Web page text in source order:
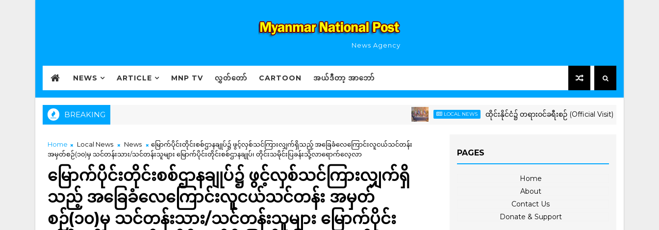
News Agency
NEWS ARTICLE MNP TV လွှတ်တော် CARTOON အယ်ဒီတာ့ အာဘော်
BREAKING LOCAL NEWS ထိုင်းနိုင်ငံ၌ တရားဝင်ခရီးစဉ် (Official Visit) ရောက်ရှိနေသည့် ပြည်
Home Local News News
မြောက်ပိုင်းတိုင်းစစ်ဌာနချုပ်၌ ဖွင့်လှစ်သင်ကြားလျှက်ရှိသည့် အခြေခံလေကြောင်းလူငယ်သင်တန်း
အမှတ်စဉ်(၁၀)မှ သင်တန်းသား/သင်တန်းသူများ မြောက်ပိုင်းတိုင်းစစ်ဌာနချုပ်၊ တိုင်းသမိုင်းပြခန်းသို့လာရောက်လေ့လာ
မြောက်ပိုင်းတိုင်းစစ်ဌာနချုပ်၌ ဖွင့်လှစ်သင်ကြားလျှက်ရှိ
သည့် အခြေခံလေကြောင်းလူငယ်သင်တန်း အမှတ်
စဉ်(၁၀)မှ သင်တန်းသား/သင်တန်းသူများ မြောက်ပိုင်း
PAGES
Home
About
Contact Us
Donate & Support